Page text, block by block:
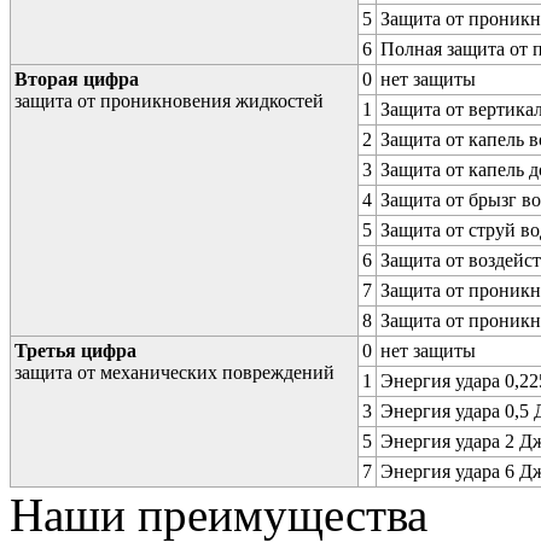
5 Защита от
6 Полная защита от
Вторая цифра
защита от проникновения жидкостей
0 нет защиты
1 Защита от
2 Защита от капель
3 Защита от капель
4 Защита от брызг
5 Защита от струй
6 Защита от
7 Защита от
8 Защита от
Третья цифра
защита от механических повреждений
0 нет защиты
1 Энергия удара
3 Энергия удара 0,5
5 Энергия удара 2
7 Энергия удара 6
Наши преимущества